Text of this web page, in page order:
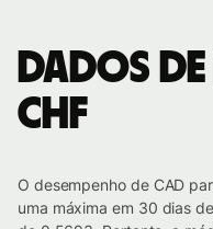
Dados de
CHF
O desempenho de CAD
uma máxima em 30 dias